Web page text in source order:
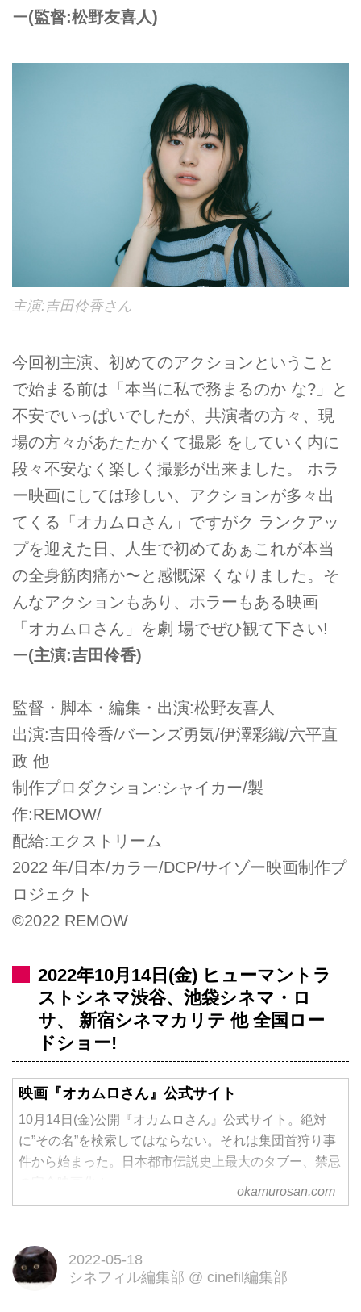
ー(監督:松野友喜人)
主演:吉田伶香さん
今回初主演、初めてのアクションということ
で始まる前は「本当に私で務まるのか な?」と
不安でいっぱいでしたが、共演者の方々、現
場の方々があたたかくて撮影 をしていく内に
段々不安なく楽しく撮影が出来ました。 ホラ
ー映画にしては珍しい、アクションが多々出
てくる「オカムロさん」ですがク ランクアッ
プを迎えた日、人生で初めてあぁこれが本当
の全身筋肉痛か〜と感慨深 くなりました。そ
んなアクションもあり、ホラーもある映画
「オカムロさん」を劇 場でぜひ観て下さい!
ー(主演:吉田伶香)
監督・脚本・編集・出演:松野友喜人
出演:吉田伶香/バーンズ勇気/伊澤彩織/六平直
政 他
制作プロダクション:シャイカー/製
作:REMOW/
配給:エクストリーム
2022 年/日本/カラー/DCP/サイゾー映画制作プ
ロジェクト
©️2022 REMOW
2022年10月14日(金) ヒューマントラ
ストシネマ渋谷、池袋シネマ・ロ
サ、 新宿シネマカリテ 他 全国ロー
ドショー!
映画『オカムロさん』公式サイト
10月14日(金)公開『オカムロさん』公式サイト。絶対
に”その名”を検索してはならない。それは集団首狩り事
件から始まった。日本都市伝説史上最大のタブー、禁忌
okamurosan.com
2022-05-18
シネフィル編集部 @ cinefil編集部